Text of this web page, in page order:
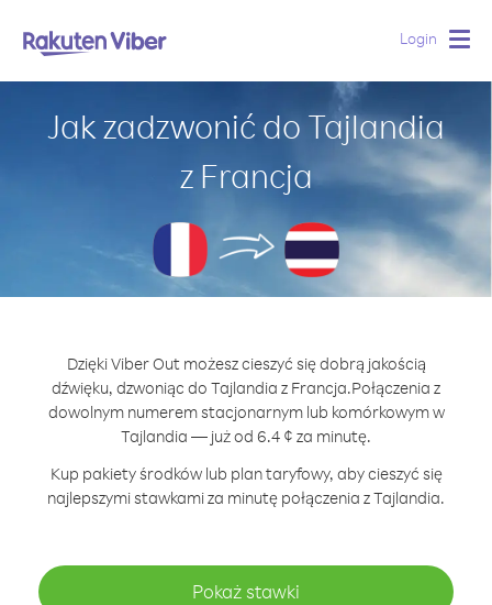
Login
Jak zadzwonić do Tajlandia
z Francja
Dzięki Viber Out możesz cieszyć się dobrą jakością
dźwięku, dzwoniąc do Tajlandia z Francja.Połączenia z
dowolnym numerem stacjonarnym lub komórkowym w
Tajlandia — już od 6.4 ¢ za minutę.
Kup pakiety środków lub plan taryfowy, aby cieszyć się
najlepszymi stawkami za minutę połączenia z Tajlandia.
Pokaż stawki